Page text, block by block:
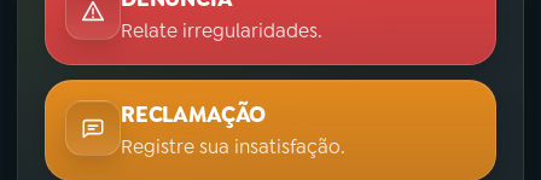
Relate irregularidades.
RECLAMAÇÃO
Registre sua insatisfação.